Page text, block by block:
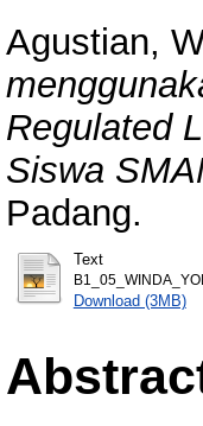
Agustian,
Regulated
Siswa
Padang.
Text
Download (3MB)